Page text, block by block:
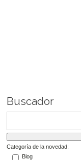
Buscador
Categoría de la novedad:
Blog